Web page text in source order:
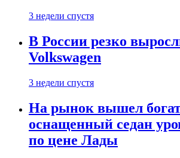
3 недели спустя
В России резко
Volkswagen
3 недели спустя
На рынок вышел
оснащенный седан
по цене Лады